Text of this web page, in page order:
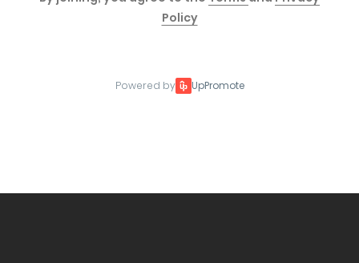
Policy
Powered by UpPromote